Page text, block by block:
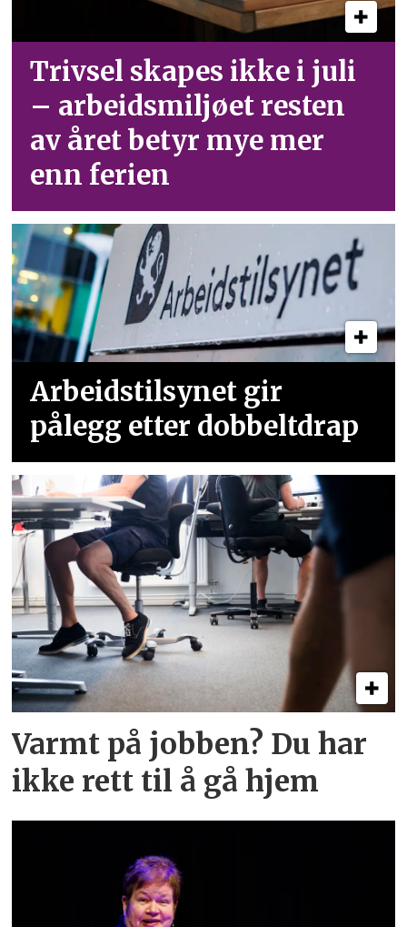
Trivsel skapes ikke i juli
– arbeid­smiljøet resten
av året betyr mye mer
enn ferien
Arbeidstilsynet gir
pålegg etter dobbeltdrap
Varmt på jobben? Du har
ikke rett til å gå hjem